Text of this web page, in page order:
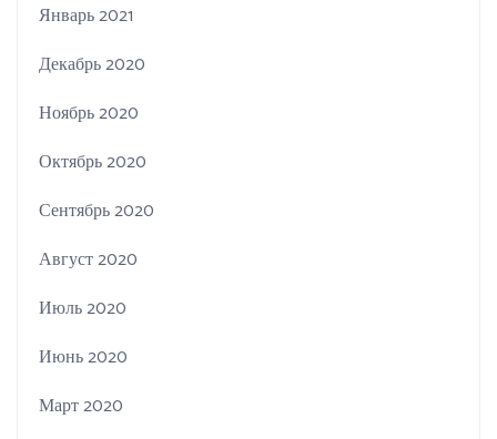
Январь 2021
Декабрь 2020
Ноябрь 2020
Октябрь 2020
Сентябрь 2020
Август 2020
Июль 2020
Июнь 2020
Март 2020